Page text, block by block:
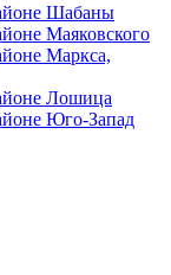
Шабаны
Маяковского
Маркса,
Лошица
Юго-Запад